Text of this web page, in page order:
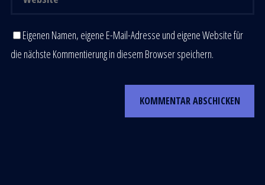
Eigenen Namen, eigene E-Mail-Adresse und eigene Website für
die nächste Kommentierung in diesem Browser speichern.